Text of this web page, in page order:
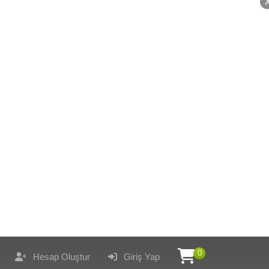
0
Giriş Yap
Hesap Oluştur